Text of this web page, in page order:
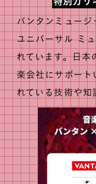
交通アクセス
よくある質問
サイトマップ
バンタンミュージ
ユニバーサル ミ
れています。日本
楽会社にサポート
れている技術や知